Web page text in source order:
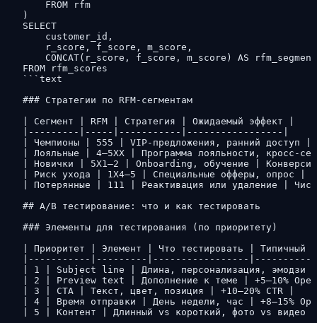
    FROM rfm
)
SELECT
    customer_id,
    r_score, f_score, m_score,
    CONCAT(r_score, f_score, m_score) AS rfm_segment
FROM rfm_scores
```text
### Стратегии по RFM-сегментам
| Сегмент | RFM | Стратегия | Ожидаемый эффект |
|---------|-----|-----------|-----------------|
| Чемпионы | 555 | VIP-предложения, ранний доступ |
| Лояльные | 4–5XX | Программа лояльности, кросс-
| Новички | 5X1–2 | Onboarding, обучение |
| Риск ухода | 1X4–5 | Специальные офферы, опрос |
| Потерянные | 111 | Реактивация или удаление |
## A/B тестирование: что и как тестировать
### Элементы для тестирования (по приоритету)
| Приоритет | Элемент | Что тестировать |
|-----------|---------|-----------------
| 1 | Subject line | Длина, персонализация, эмодзи |
| 2 | Preview text | Дополнение к теме | +5–10%
| 3 | CTA | Текст, цвет, позиция | +10–20% CTR |
| 4 | Время отправки | День недели, час | +8–15%
| 5 | Контент | Длинный vs короткий, фото vs видео |